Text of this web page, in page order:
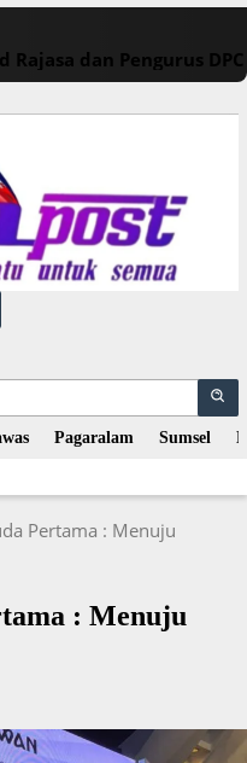
Rajasa dan Pengurus
Pagaralam Sumsel
Pertama : Menuju
: Menuju